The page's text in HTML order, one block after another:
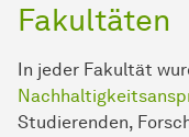
Fakultäten
In jeder Fakultät
Studierenden,